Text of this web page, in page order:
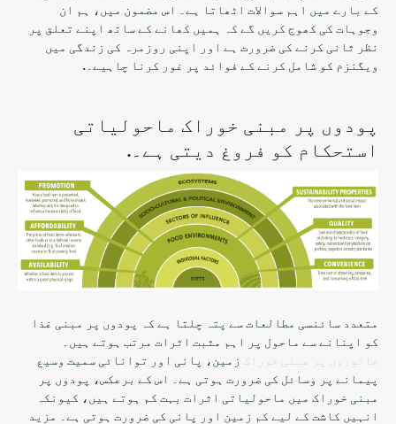
کے بارے میں اہم سوالات اٹھاتا ہے۔ اس مضمون میں، ہم ان
وجوہات کی کھوج کریں گے کہ ہمیں کھانے کے ساتھ اپنے تعلق پر
نظر ثانی کرنے کی ضرورت ہے اور اپنی روزمرہ کی زندگی میں
ویگنزم کو شامل کرنے کے فوائد پر غور کرنا چاہیے۔.
پودوں پر مبنی خوراک ماحولیاتی
استحکام کو فروغ دیتی ہے۔.
متعدد سائنسی مطالعات سے پتہ چلتا ہے کہ پودوں پر مبنی غذا
کو اپنانے سے ماحول پر اہم مثبت اثرات مرتب ہوتے ہیں۔
جانوروں پر مبنی خوراک زمین، پانی اور توانائی سمیت وسیع
پیمانے پر وسائل کی ضرورت ہوتی ہے۔ اس کے برعکس، پودوں پر
مبنی خوراک میں ماحولیاتی اثرات بہت کم ہوتے ہیں، کیونکہ
انہیں کاشت کے لیے کم زمین اور پانی کی ضرورت ہوتی ہے۔ مزید